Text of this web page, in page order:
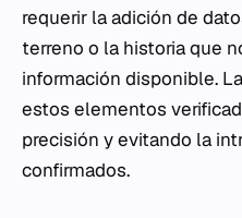
requerir la adición de
terreno o la historia que
información disponible.
estos elementos
precisión y evitando la
confirmados.